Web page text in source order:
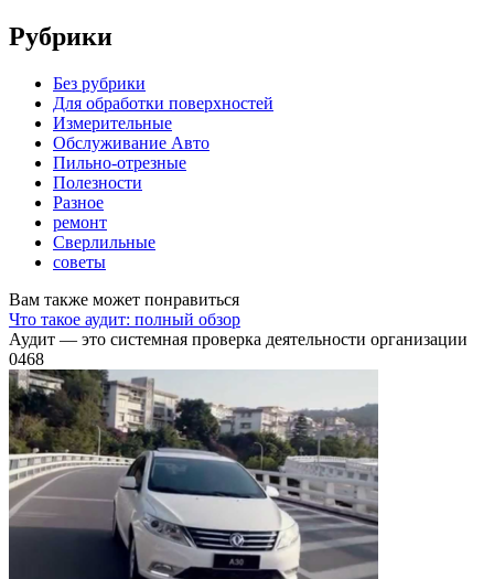
Рубрики
Без рубрики
Для обработки поверхностей
Измерительные
Обслуживание Авто
Пильно-отрезные
Полезности
Разное
ремонт
Сверлильные
советы
Вам также может понравиться
Что такое аудит: полный обзор
Аудит — это системная проверка деятельности организации
0468